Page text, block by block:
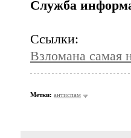
Служба
Ссылки:
Взломана самая
Метки: антиспам